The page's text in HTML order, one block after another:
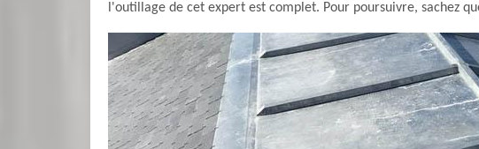
l'outillage de cet expert est complet. Pour poursuivre, sachez